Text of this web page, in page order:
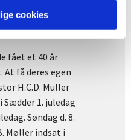
cookies
stod på.
fået et 40 år
få deres egen
H.C.D. Müller
1. juledag
Søndag d. 8.
Møller indsat i